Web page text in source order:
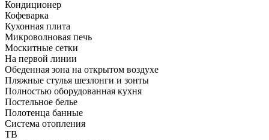
Кондиционер
Кофеварка
Кухонная плита
Микроволновая печь
Москитные сетки
На первой линии
Обеденная зона на открытом воздухе
Пляжные стулья шезлонги и зонты
Полностью оборудованная кухня
Постельное белье
Полотенца банные
Система отопления
ТВ